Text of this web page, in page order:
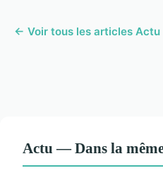
← Voir tous les articles Actu
Actu — Dans la